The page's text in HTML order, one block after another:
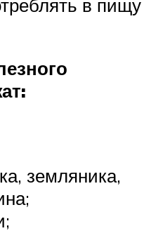
в пищу
земляника,